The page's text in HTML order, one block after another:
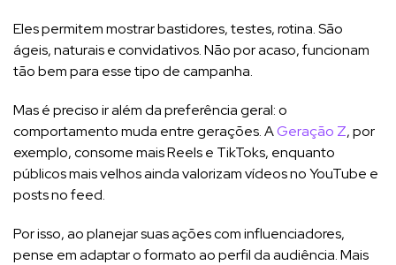
Eles permitem mostrar bastidores, testes, rotina. São
ágeis, naturais e convidativos. Não por acaso, funcionam
tão bem para esse tipo de campanha.
Mas é preciso ir além da preferência geral: o
comportamento muda entre gerações. AGeração Z, por
exemplo, consome mais Reels e TikToks, enquanto
públicos mais velhos ainda valorizam vídeos no YouTube e
posts no feed.
Por isso, ao planejar suas ações com influenciadores,
pense em adaptar o formato ao perfil da audiência. Mais